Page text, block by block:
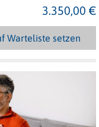
3.350,00 €
Warteliste setzen